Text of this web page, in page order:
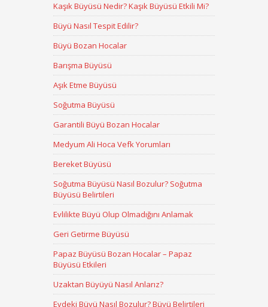
Kaşık Büyüsü Nedir? Kaşık Büyüsü Etkili Mi?
Büyü Nasıl Tespit Edilir?
Büyü Bozan Hocalar
Barışma Büyüsü
Aşık Etme Büyüsü
Soğutma Büyüsü
Garantili Büyü Bozan Hocalar
Medyum Ali Hoca Vefk Yorumları
Bereket Büyüsü
Soğutma Büyüsü Nasıl Bozulur? Soğutma
Büyüsü Belirtileri
Evlilikte Büyü Olup Olmadığını Anlamak
Geri Getirme Büyüsü
Papaz Büyüsü Bozan Hocalar – Papaz
Büyüsü Etkileri
Uzaktan Büyüyü Nasıl Anlarız?
Evdeki Büyü Nasıl Bozulur? Büyü Belirtileri